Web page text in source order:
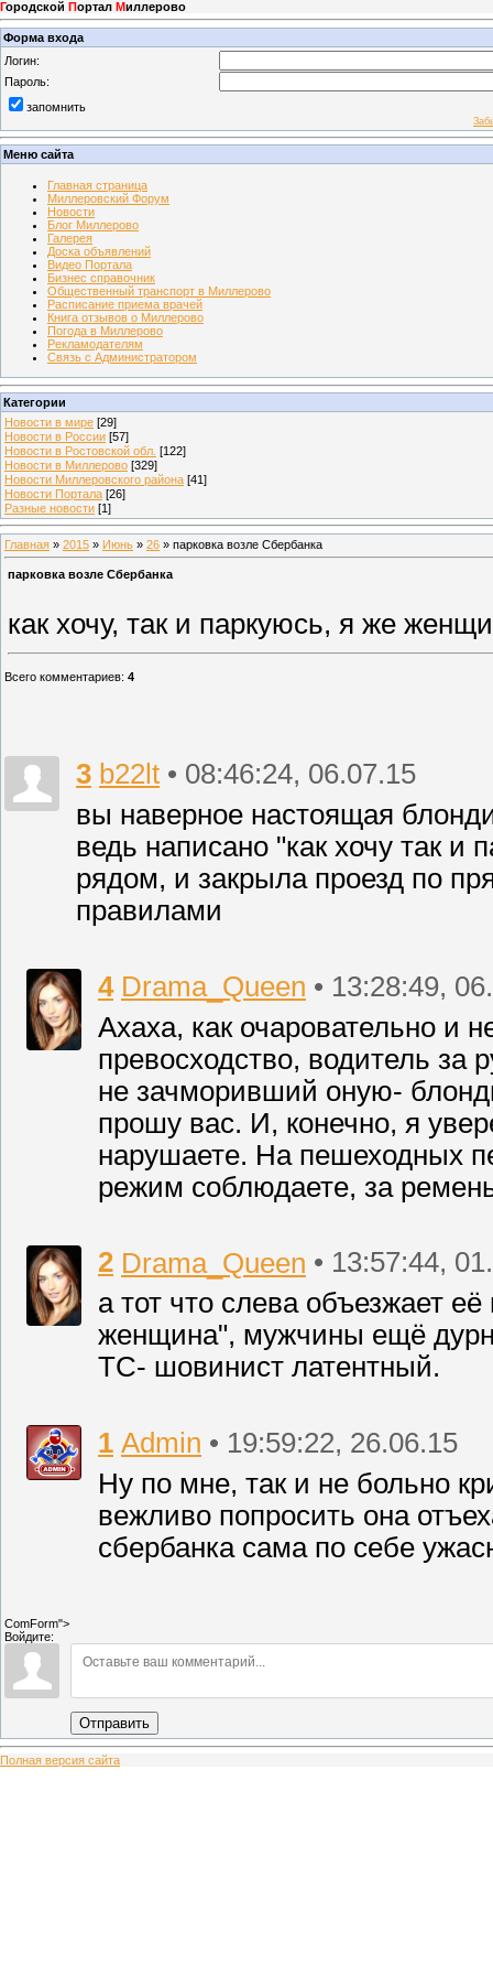
Городской Портал Миллерово
Форма входа
Логин:
Пароль:
запомнить
Меню сайта
Главная страница
Миллеровский Форум
Новости
Блог Миллерово
Галерея
Доска объявлений
Видео Портала
Бизнес справочник
Общественный транспорт в Миллерово
Расписание приема врачей
Книга отзывов о Миллерово
Погода в Миллерово
Рекламодателям
Связь с Администратором
Категории
Новости в мире [29]
Новости в России [57]
Новости в Ростовской обл. [122]
Новости в Миллерово [329]
Новости Миллеровского района [41]
Новости Портала [26]
Разные новости [1]
Главная » 2015 » Июнь » 26 » парковка возле Сбербанка
парковка возле Сбербанка
как хочу, так и паркуюсь, я же
Всего комментариев: 4
3 b22lt • 08:46:24, 06.07.15
вы наверное настоящая
ведь написано "как хочу так и
рядом, и закрыла проезд по
правилами
4 Drama_Queen • 13:28:49,
Ахаха, как очаровательно и
превосходство, водитель
не зачморивший оную-
прошу вас. И, конечно, я
нарушаете. На пешеходных
режим соблюдаете, за
2 Drama_Queen • 13:57:44,
а тот что слева объезжает
женщина", мужчины ещё
ТС- шовинист латентный.
1 Admin • 19:59:22, 26.06.15
Ну по мне, так и не больно
вежливо попросить она
сбербанка сама по себе
ComForm">
Войдите:
Отправить
Полная версия сайта